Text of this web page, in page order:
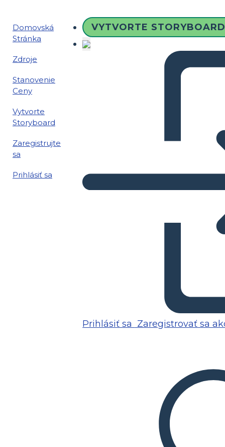
Domovská
Stránka
Zdroje
Stanovenie
Ceny
Vytvorte
Storyboard
Zaregistrujte
sa
Prihlásiť sa
VYTVORTE
Prihlásiť sa Zaregistrovať sa